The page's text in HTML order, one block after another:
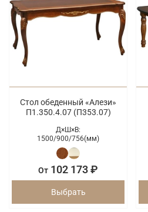
Стол обеденный «Алези»
П1.350.4.07 (П353.07)
Д×Ш×В:
1500/900/756(мм)
От 102 173 ₽
Выбрать